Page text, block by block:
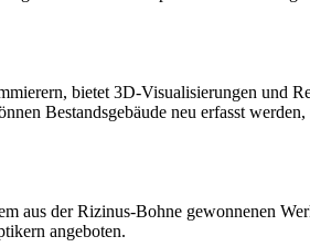
bietet 3D-Visualisierungen und
Bestandsgebäude neu erfasst
aus der Rizinus-Bohne gewonnenen
angeboten.